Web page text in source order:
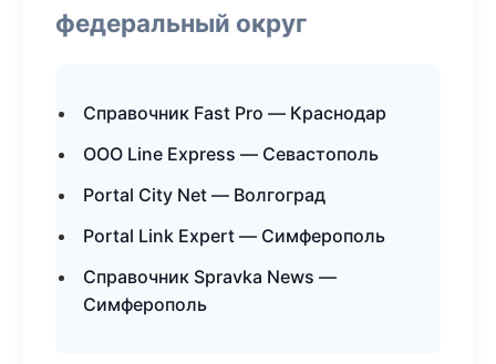
федеральный округ
Справочник Fast Pro — Краснодар
ООО Line Express — Севастополь
Portal City Net — Волгоград
Portal Link Expert — Симферополь
Справочник Spravka News —
Симферополь